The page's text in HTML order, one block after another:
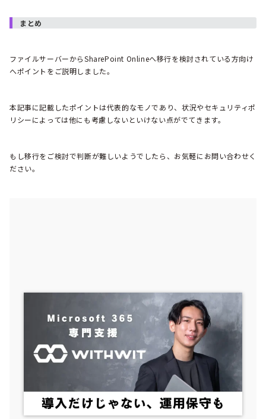
まとめ
ファイルサーバーからSharePoint Onlineへ移行を検討されている方向け
へポイントをご説明しました。
本記事に記載したポイントは代表的なモノであり、状況やセキュリティポ
リシーによっては他にも考慮しないといけない点がでてきます。
もし移行をご検討で判断が難しいようでしたら、お気軽にお問い合わせく
ださい。